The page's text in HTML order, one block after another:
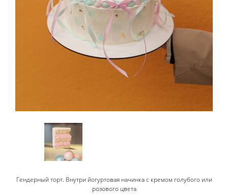
Гендерный торт. Внутри йогуртовая начинка с кремом голубого или
розового цвета